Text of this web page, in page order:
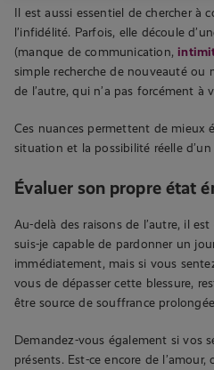
Il est aussi essentiel de chercher à
l’infidélité. Parfois, elle découle
(manque de communication,
simple recherche de nouveauté ou
de l’autre, qui n’a pas forcément à
Ces nuances permettent de mieux
situation et la possibilité réelle d’un
Évaluer son propre état
Au-delà des raisons de l’autre, il
suis-je capable de pardonner un
immédiatement, mais si vous
vous de dépasser cette blessure,
être source de souffrance
Demandez-vous également si vos
présents. Est-ce encore de